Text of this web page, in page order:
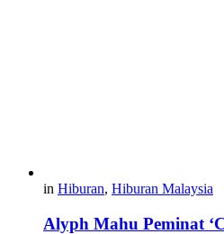
in Hiburan, Hiburan Malaysia
Alyph Mahu Peminat